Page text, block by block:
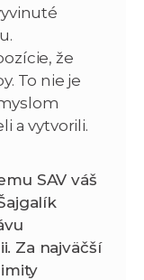
že
To nie je
a vytvorili.
SAV váš
Za najväčší